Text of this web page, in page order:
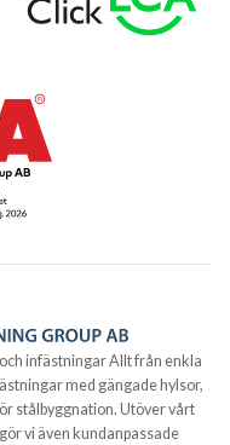
infästningar Allt från enkla
med gängade hylsor,
stålbyggnation. Utöver vårt
vi även kundanpassade